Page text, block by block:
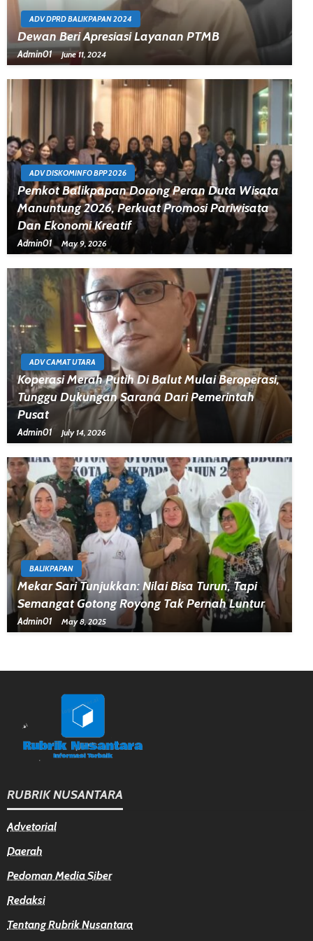
ADV DPRD BALIKPAPAN 2024
Dewan Beri Apresiasi Layanan PTMB
Admin01 June 11, 2024
ADV DISKOMINFO BPP 2026
Pemkot Balikpapan Dorong Peran Duta Wisata
Manuntung 2026, Perkuat Promosi Pariwisata
Dan Ekonomi Kreatif
Admin01 May 9, 2026
ADV CAMAT UTARA
Koperasi Merah Putih Di Balut Mulai Beroperasi,
Tunggu Dukungan Sarana Dari Pemerintah
Pusat
Admin01 July 14, 2026
BALIKPAPAN
Mekar Sari Tunjukkan: Nilai Bisa Turun, Tapi
Semangat Gotong Royong Tak Pernah Luntur
Admin01 May 8, 2025
RUBRIK NUSANTARA
Advetorial
Daerah
Pedoman Media Siber
Redaksi
Tentang Rubrik Nusantara